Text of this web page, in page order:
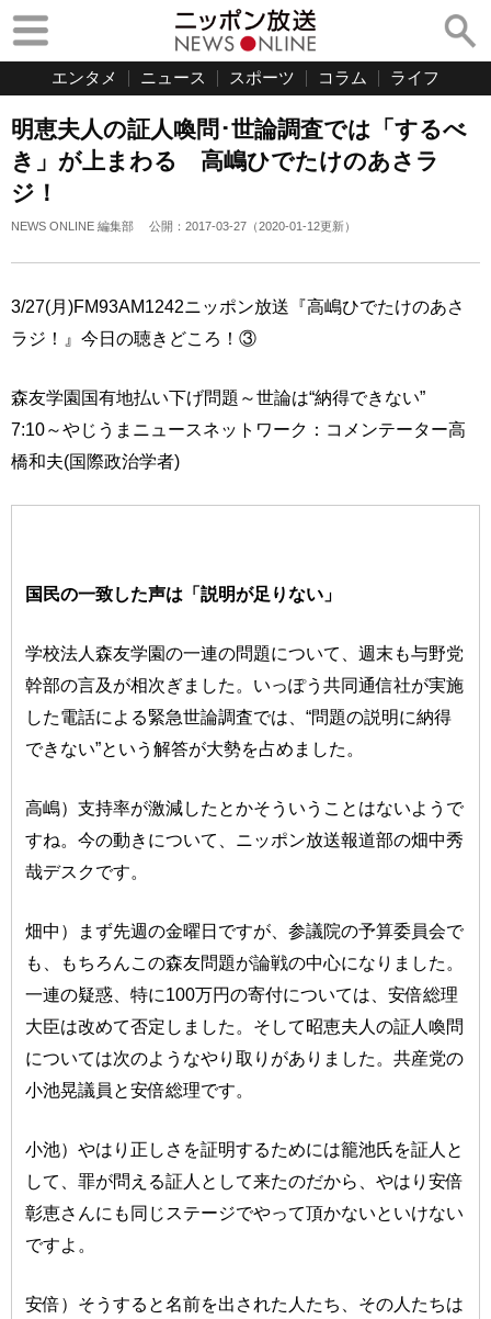
エンタメ ニュース スポーツ コラム ライフ
明恵夫人の証人喚問･世論調査では「するべ
き」が上まわる 高嶋ひでたけのあさラ
ジ！
NEWS ONLINE 編集部 公開： 2017-03-27 （2020-01-12更新）
3/27(月)FM93AM1242ニッポン放送『高嶋ひでたけのあさ
ラジ！』今日の聴きどころ！③
森友学園国有地払い下げ問題～世論は“納得できない”
7:10～やじうまニュースネットワーク：コメンテーター高
橋和夫(国際政治学者)
国民の一致した声は「説明が足りない」
学校法人森友学園の一連の問題について、週末も与野党
幹部の言及が相次ぎました。いっぽう共同通信社が実施
した電話による緊急世論調査では、“問題の説明に納得
できない”という解答が大勢を占めました。
高嶋）支持率が激減したとかそういうことはないようで
すね。今の動きについて、ニッポン放送報道部の畑中秀
哉デスクです。
畑中）まず先週の金曜日ですが、参議院の予算委員会で
も、もちろんこの森友問題が論戦の中心になりました。
一連の疑惑、特に100万円の寄付については、安倍総理
大臣は改めて否定しました。そして昭恵夫人の証人喚問
については次のようなやり取りがありました。共産党の
小池晃議員と安倍総理です。
小池）やはり正しさを証明するためには籠池氏を証人と
して、罪が問える証人として来たのだから、やはり安倍
彰恵さんにも同じステージでやって頂かないといけない
ですよ。
安倍）そうすると名前を出された人たち、その人たちは